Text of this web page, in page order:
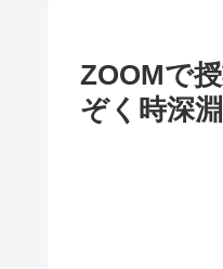
ZOOMで
ぞく時深